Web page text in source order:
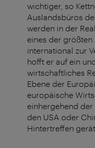
wichtiger, so
Auslandsbüros
werden in der
eines der größten
international zur
hofft er auf ein
wirtschaftliches
Ebene der
europäische
einhergehend
den USA oder
Hintertreffen gerät.